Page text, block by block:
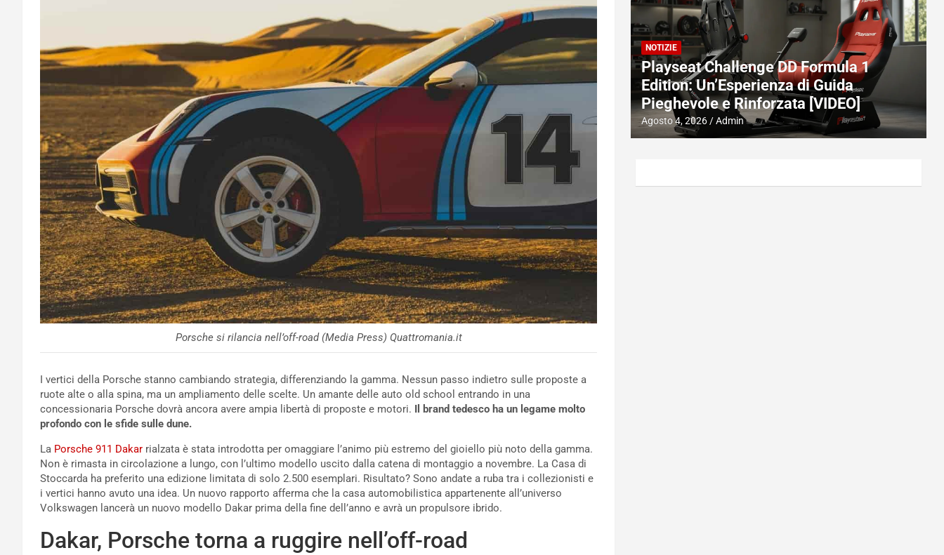
Porsche si rilancia nell’off-road (Media Press) Quattromania.it
I vertici della Porsche stanno cambiando strategia, differenziando la gamma. Nessun passo indietro sulle proposte a
ruote alte o alla spina, ma un ampliamento delle scelte. Un amante delle auto old school entrando in una
concessionaria Porsche dovrà ancora avere ampia libertà di proposte e motori. Il brand tedesco ha un legame molto
profondo con le sfide sulle dune.
La Porsche 911 Dakar rialzata è stata introdotta per omaggiare l’animo più estremo del gioiello più noto della gamma.
Non è rimasta in circolazione a lungo, con l’ultimo modello uscito dalla catena di montaggio a novembre. La Casa di
Stoccarda ha preferito una edizione limitata di solo 2.500 esemplari. Risultato? Sono andate a ruba tra i collezionisti e
i vertici hanno avuto una idea. Un nuovo rapporto afferma che la casa automobilistica appartenente all’universo
Volkswagen lancerà un nuovo modello Dakar prima della fine dell’anno e avrà un propulsore ibrido.
Dakar, Porsche torna a ruggire nell’off-road
NOTIZIE
Playseat Challenge DD Formula 1
Edition: Un’Esperienza di Guida
Pieghevole e Rinforzata [VIDEO]
Agosto 4, 2026 Admin